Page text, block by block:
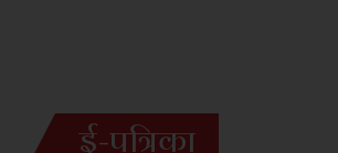
ई-पत्रिका